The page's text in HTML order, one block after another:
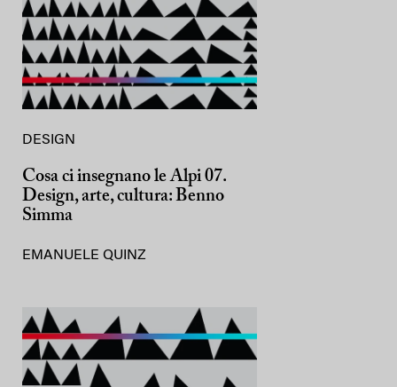
DESIGN
Cosa ci insegnano le Alpi 07.
Design, arte, cultura: Benno
Simma
EMANUELE QUINZ